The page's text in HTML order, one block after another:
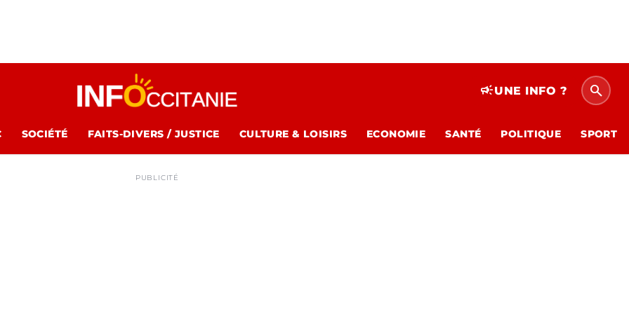
campaignUNE INFO ? search
SOCIÉTÉ FAITS-DIVERS / JUSTICE CULTURE & LOISIRS ECONOMIE SANTÉ POLITIQUE SPORT
PUBLICITÉ